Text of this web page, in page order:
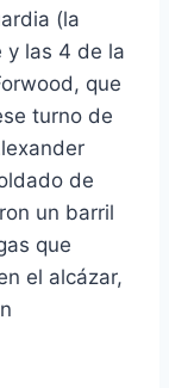
(la
y las 4 de la
que
turno de
de
un barril
que
el alcázar,